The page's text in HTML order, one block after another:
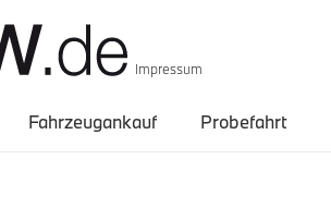
Impressum
Fahrzeugankauf Probefahrt